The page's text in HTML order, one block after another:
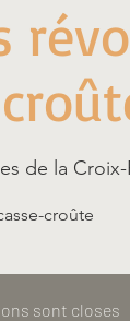
de la Croix-
croûte
sont closes